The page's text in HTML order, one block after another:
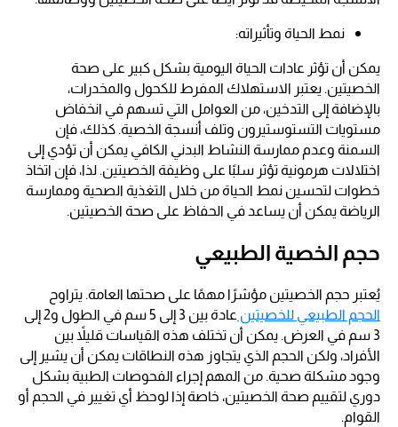
نمط الحياة وتأثيراته:
يمكن أن تؤثر عادات الحياة اليومية بشكل كبير على صحة
الخصيتين. يعتبر الاستهلاك المفرط للكحول والمخدرات،
بالإضافة إلى التدخين، من العوامل التي تسهم في انخفاض
مستويات التستوستيرون وتلف أنسجة الخصية. كذلك، فإن
السمنة وعدم ممارسة النشاط البدني الكافي يمكن أن تؤدي إلى
اختلالات هرمونية تؤثر سلبًا على وظيفة الخصيتين. لذا، فإن اتخاذ
خطوات لتحسين نمط الحياة من خلال التغذية الصحية وممارسة
الرياضة يمكن أن يساعد في الحفاظ على صحة الخصيتين.
حجم الخصية الطبيعي
يُعتبر حجم الخصيتين مؤشرًا مهمًا على صحتها العامة. يتراوح
الحجم الطبيعي للخصيتين
عادة بين 3 إلى 5 سم في الطول و2 إلى
3 سم في العرض. يمكن أن تختلف هذه القياسات قليلاً بين
الأفراد، ولكن الحجم الذي يتجاوز هذه النطاقات يمكن أن يشير إلى
وجود مشكلة صحية. من المهم إجراء الفحوصات الطبية بشكل
دوري لتقييم صحة الخصيتين، خاصة إذا لوحظ أي تغيير في الحجم أو
القوام.